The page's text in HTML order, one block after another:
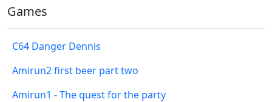
Games
C64 Danger Dennis
Amirun2 first beer part two
Amirun1 - The quest for the party